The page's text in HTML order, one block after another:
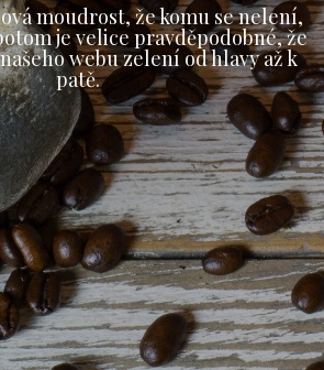
moudrost, že komu se nelení,
je velice pravděpodobné, že
webu zelení od hlavy až k
patě.